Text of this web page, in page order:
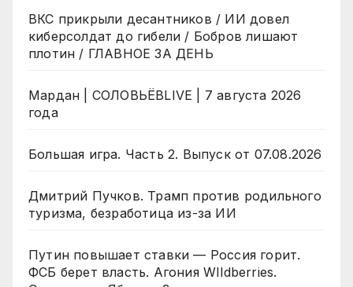
ВКС прикрыли десантников / ИИ довел
киберсолдат до гибели / Бобров лишают
плотин / ГЛАВНОЕ ЗА ДЕНЬ
Мардан | СОЛОВЬЁВLIVE | 7 августа 2026
года
Большая игра. Часть 2. Выпуск от 07.08.2026
Дмитрий Пучков. Трамп против родильного
туризма, безработица из-за ИИ
Путин повышает ставки — Россия горит.
ФСБ берет власть. Агония WIldberries.